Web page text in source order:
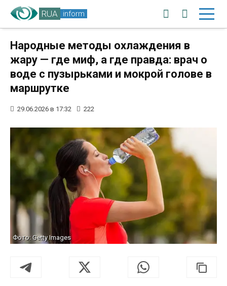
RUA inform
Народные методы охлаждения в
жару — где миф, а где правда: врач о
воде с пузырьками и мокрой голове в
маршрутке
29.06.2026 в 17:32 222
Фото: Getty Images